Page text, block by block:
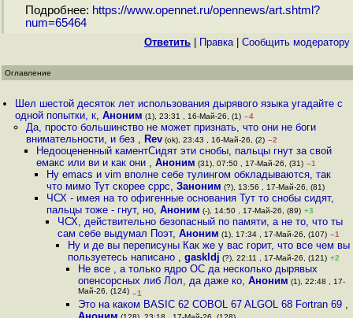
Подробнее: https://www.opennet.ru/opennews/art.shtml?
num=65464
Ответить Правка| Cообщить модератору
Оглавление
Шел шестой десяток лет использования дырявого языка угадайте с
одной попытки, к,Аноним (1), 23:31 , 16-Май-26, (1) –4
Да, просто большинство не может признать, что они не боги
внимательности, и без , Rev(ok), 23:43 , 16-Май-26, (2) –2
Недооцененный каментСидят эти снобы, пальцы гнут за свой
емакс или ви и как они , Аноним (31), 07:50 , 17-Май-26, (31) –1
Ну emacs и vim вполне себе тулингом обкладываются, так
что мимо Тут скорее cppc,Заноним (?), 13:56 , 17-Май-26, (81)
ЧСХ - имея на то офигенные основания Тут то снобы сидят,
пальцы тоже - гнут, но,Аноним (-), 14:50 , 17-Май-26, (89) +3
ЧСХ, действительно безопасный по памяти, а не то, что ты
сам себе выдумал Поэт, Аноним (1), 17:34 , 17-Май-26, (107) –1
Ну и де вы переписуны Как же у вас горит, что все чем вы
пользуетесь написано , gaskldj (?), 22:11 , 17-Май-26, (121) +2
Не все , а только ядро ОС да несколько дырявых
опенсорсных либ Лол, да даже ко,Аноним (1), 22:48 , 17-
Май-26, (124) –1
Это на каком BASIC 62 COBOL 67 ALGOL 68 Fortran 69 ,